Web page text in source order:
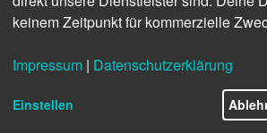
Weihnachtsfest. Einige
historischen Kulissen statt,
verzaubern mit festlich
Neben den Advents- und
keinem Zeitpunkt für kommerzielle
Impressum | Datenschutzerklärung
Einstellen